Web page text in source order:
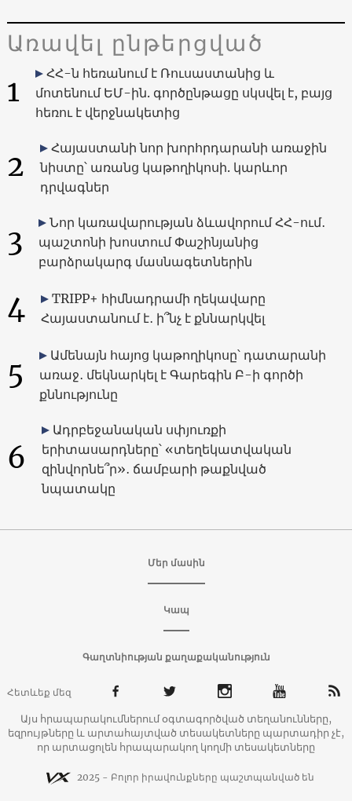
Առավել ընթերցված
1
ՀՀ-ն հեռանում է Ռուսաստանից և
մոտենում ԵՄ-ին. գործընթացը սկսվել է, բայց
հեռու է վերջնակետից
2
Հայաստանի նոր խորհրդարանի առաջին
նիստը՝ առանց կաթողիկոսի. կարևոր
դրվագներ
3
Նոր կառավարության ձևավորում ՀՀ-ում․
պաշտոնի խոստում Փաշինյանից
բարձրակարգ մասնագետներին
4
TRIPP+ հիմնադրամի ղեկավարը
Հայաստանում է․ ի՞նչ է քննարկվել
5
Ամենայն հայոց կաթողիկոսը՝ դատարանի
առաջ․ մեկնարկել է Գարեգին Բ-ի գործի
քննությունը
6
Ադրբեջանական սփյուռքի
երիտասարդները՝ «տեղեկատվական
զինվորնե՞ր»․ ճամբարի թաքնված
նպատակը
Մեր մասին
Կապ
Գաղտնիության քաղաքականություն
Հետևեք մեզ
Այս հրապարակումներում օգտագործված տեղանունները,
եզրույթները և արտահայտված տեսակետները պարտադիր չէ,
որ արտացոլեն հրապարակող կողմի տեսակետները
2025 - Բոլոր իրավունքները պաշտպանված են